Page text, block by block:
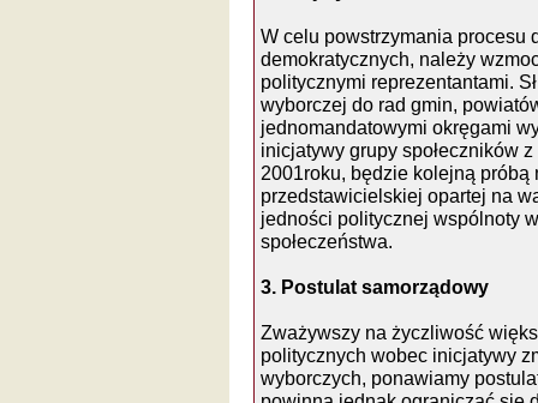
W celu powstrzymania procesu
demokratycznych, należy
politycznymi reprezentantami.
wyborczej do rad gmin,
jednomandatowymi okręgami
inicjatywy grupy społeczników
2001roku, będzie kolejną
przedstawicielskiej opartej na
jedności politycznej wspólnoty
społeczeństwa.
3. Postulat samorządowy
Zważywszy na życzliwość
politycznych wobec inicjatywy
wyborczych, ponawiamy